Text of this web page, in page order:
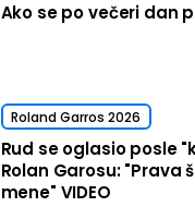
Ako se po večeri dan
Roland Garros 2026
Rud se oglasio posle
Rolan Garosu: "Prava
mene" VIDEO